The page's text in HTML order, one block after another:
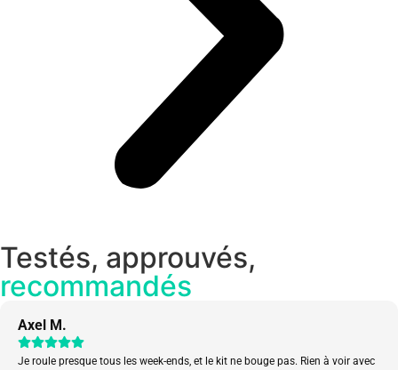
Testés, approuvés,
recommandés
Axel M.
Je roule presque tous les week-ends, et le kit ne bouge pas. Rien à voir avec